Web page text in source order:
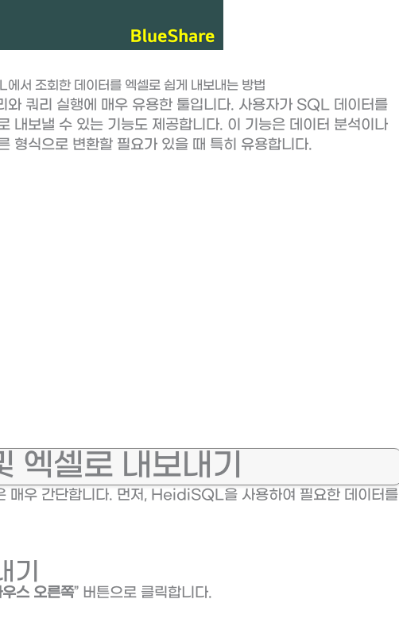
서 조회한 데이터를 엑셀로 쉽게 내보내는 방법
쿼리 실행에 매우 유용한 툴입니다. 사용자가 SQL 데이터를
내보낼 수 있는 기능도 제공합니다. 이 기능은 데이터 분석이나
형식으로 변환할 필요가 있을 때 특히 유용합니다.
엑셀로 내보내기
매우 간단합니다. 먼저, HeidiSQL을 사용하여 필요한 데이터를
기
우스 오른쪽” 버튼으로 클릭합니다.